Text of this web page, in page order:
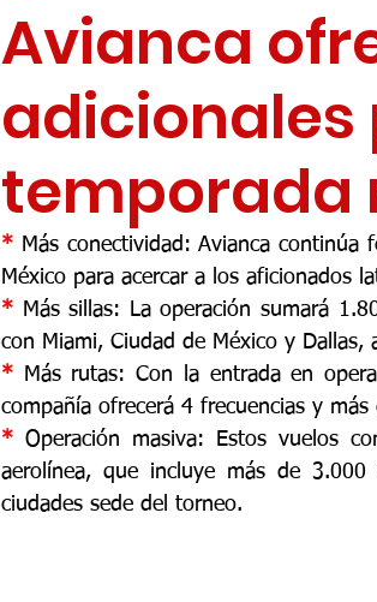
Avianca
adicionales
temporada
* Más conectividad: Avianca continúa
México para acercar a los aficionados
*
Más sillas: La operación sumará
con Miami, Ciudad de México y
*
Más rutas: Con la entrada en
compañía ofrecerá 4 frecuencias y
* Operación masiva: Estos vuelos
aerolínea, que incluye más de
ciudades sede del torneo.